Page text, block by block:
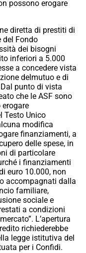
possono erogare
diretta di prestiti di
del Fondo
dei bisogni
inferiori a 5.000
a concedere vista
delmutuo e di
punto di vista
che le ASF sono
Testo Unico
modifica
finanziamenti, a
delle spese, in
di particolare
i finanziamenti
euro 10.000, non
accompagnati dalla
familiare,
sociale e
a condizioni
L’apertura
richiederebbe
legge istitutiva del
per i Confidi.